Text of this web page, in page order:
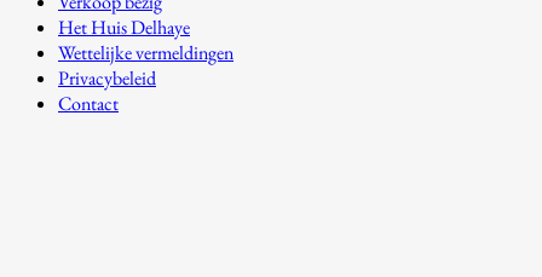
Het Huis Delhaye
Wettelijke vermeldingen
Privacybeleid
Contact